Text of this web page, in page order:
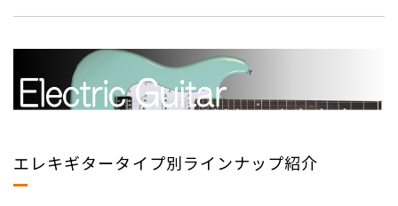
エレキギタータイプ別ラインナップ紹介